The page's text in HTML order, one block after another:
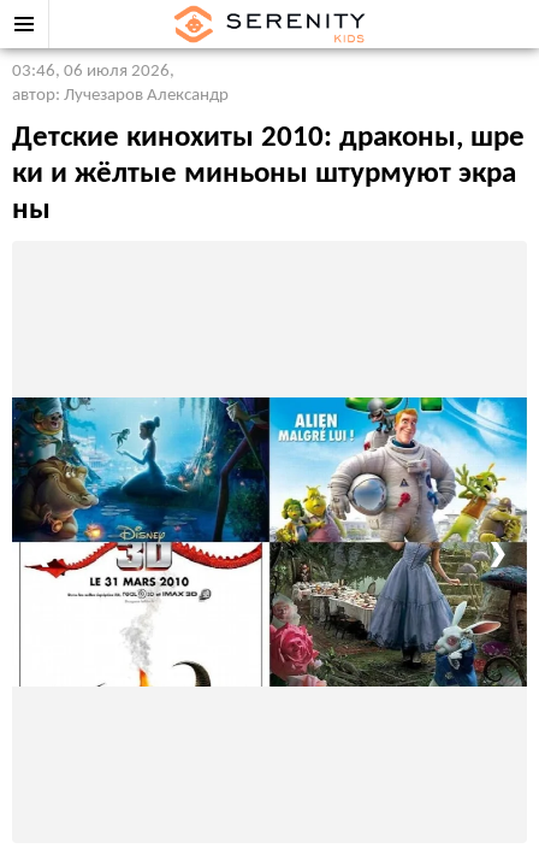
03:46, 06 июля 2026,
автор: Лучезаров Александр
Детские кинохиты 2010: драконы, шре
ки и жёлтые миньоны штурмуют экра
ны
❮ ❯